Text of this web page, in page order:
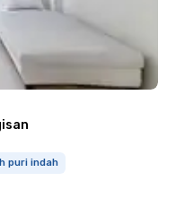
puri indah